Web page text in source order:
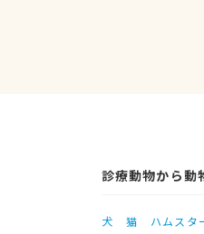
診療動物から動
犬 猫 ハムスタ